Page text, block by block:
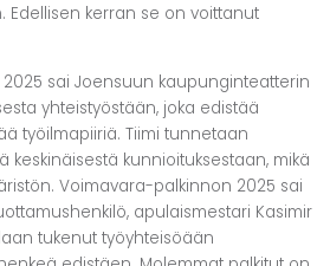
Edellisen kerran se on voittanut
sai Joensuun kaupunginteatterin
yhteistyöstään, joka edistää
työilmapiiriä. Tiimi tunnetaan
keskinäisestä kunnioituksestaan, mikä
Voimavara-palkinnon 2025 sai
apulaismestari Kasimir
tukenut työyhteisöään